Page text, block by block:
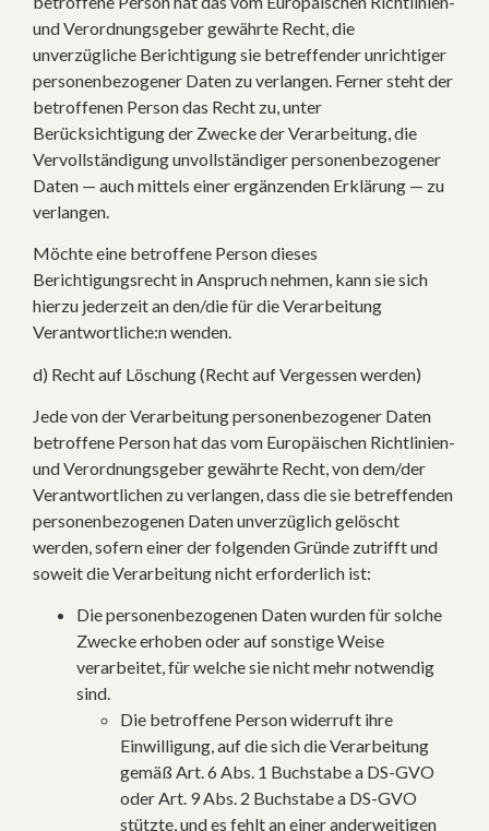
und Verordnungsgeber gewährte Recht, die
unverzügliche Berichtigung sie betreffender unrichtiger
personenbezogener Daten zu verlangen. Ferner steht der
betroffenen Person das Recht zu, unter
Berücksichtigung der Zwecke der Verarbeitung, die
Vervollständigung unvollständiger personenbezogener
Daten — auch mittels einer ergänzenden Erklärung — zu
verlangen.
Möchte eine betroffene Person dieses
Berichtigungsrecht in Anspruch nehmen, kann sie sich
hierzu jederzeit an den/die für die Verarbeitung
Verantwortliche:n wenden.
d) Recht auf Löschung (Recht auf Vergessen werden)
Jede von der Verarbeitung personenbezogener Daten
betroffene Person hat das vom Europäischen Richtlinien-
und Verordnungsgeber gewährte Recht, von dem/der
Verantwortlichen zu verlangen, dass die sie betreffenden
personenbezogenen Daten unverzüglich gelöscht
werden, sofern einer der folgenden Gründe zutrifft und
soweit die Verarbeitung nicht erforderlich ist:
Die personenbezogenen Daten wurden für solche
Zwecke erhoben oder auf sonstige Weise
verarbeitet, für welche sie nicht mehr notwendig
sind.
Die betroffene Person widerruft ihre
Einwilligung, auf die sich die Verarbeitung
gemäß Art. 6 Abs. 1 Buchstabe a DS-GVO
oder Art. 9 Abs. 2 Buchstabe a DS-GVO
stützte, und es fehlt an einer anderweitigen